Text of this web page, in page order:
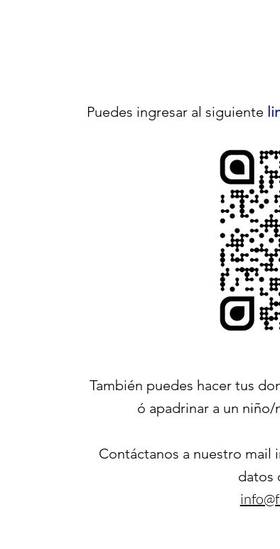
Puedes ingresar al siguiente
También puedes hacer tus
ó apadrinar a un
Contáctanos a nuestro mail
datos